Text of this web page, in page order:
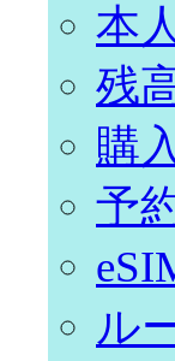
本
残
購
予
ル